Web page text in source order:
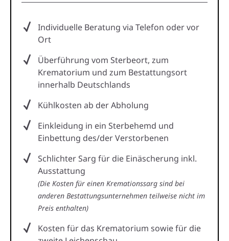
Individuelle Beratung via Telefon oder vor
Ort
Überführung vom Sterbeort, zum
Krematorium und zum Bestattungsort
innerhalb Deutschlands
Kühlkosten ab der Abholung
Einkleidung in ein Sterbehemd und
Einbettung des/der Verstorbenen
Schlichter Sarg für die Einäscherung inkl.
Ausstattung
(Die Kosten für einen Kremationssarg sind bei
anderen Bestattungsunternehmen teilweise nicht im
Preis enthalten)
Kosten für das Krematorium sowie für die